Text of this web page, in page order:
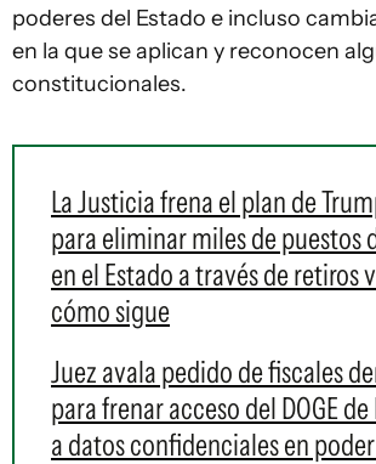
poderes del Estado e incluso
en la que se aplican y reconocen
constitucionales.
La Justicia frena el plan de
para eliminar miles de puestos
en el Estado a través de retiros
cómo sigue
Juez avala pedido de fiscales
para frenar acceso del DOGE
a datos confidenciales en